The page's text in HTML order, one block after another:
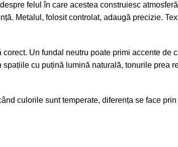
felul în care acestea construiesc
Metalul, folosit controlat, adaugă precizie.
Un fundal neutru poate primi accente de
cu puțină lumină naturală, tonurile prea
culorile sunt temperate, diferența se face